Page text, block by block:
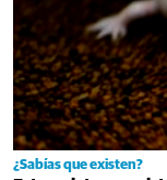
¿Sabías que existen?